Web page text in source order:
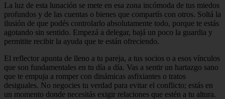
La luz de esta lunación se mete en esa zona incómoda de tus miedos
profundos y de las cuentas o bienes que compartís con otros. Soltá la
ilusión de que podés controlarlo absolutamente todo, porque te estás
agotando sin sentido. Empezá a delegar, bajá un poco la guardia y
permitite recibir la ayuda que te están ofreciendo.
El reflector apunta de lleno a tu pareja, a tus socios o a esos vínculos
que son fundamentales en tu día a día. Vas a sentir un hartazgo sano
que te empuja a romper con dinámicas asfixiantes o tratos
desiguales. No negocies tu verdad para evitar el conflicto; estás en
un momento donde necesitás exigir relaciones que estén a tu altura.